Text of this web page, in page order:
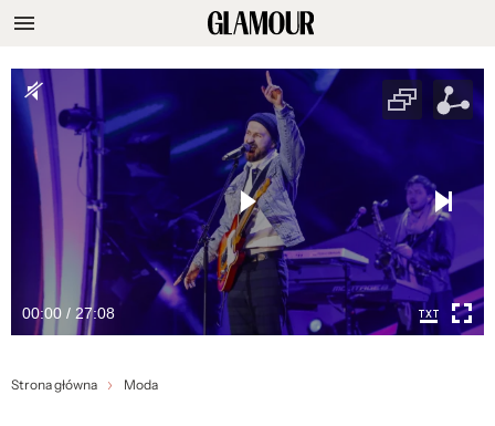
00:00 / 27:08
Strona główna Moda